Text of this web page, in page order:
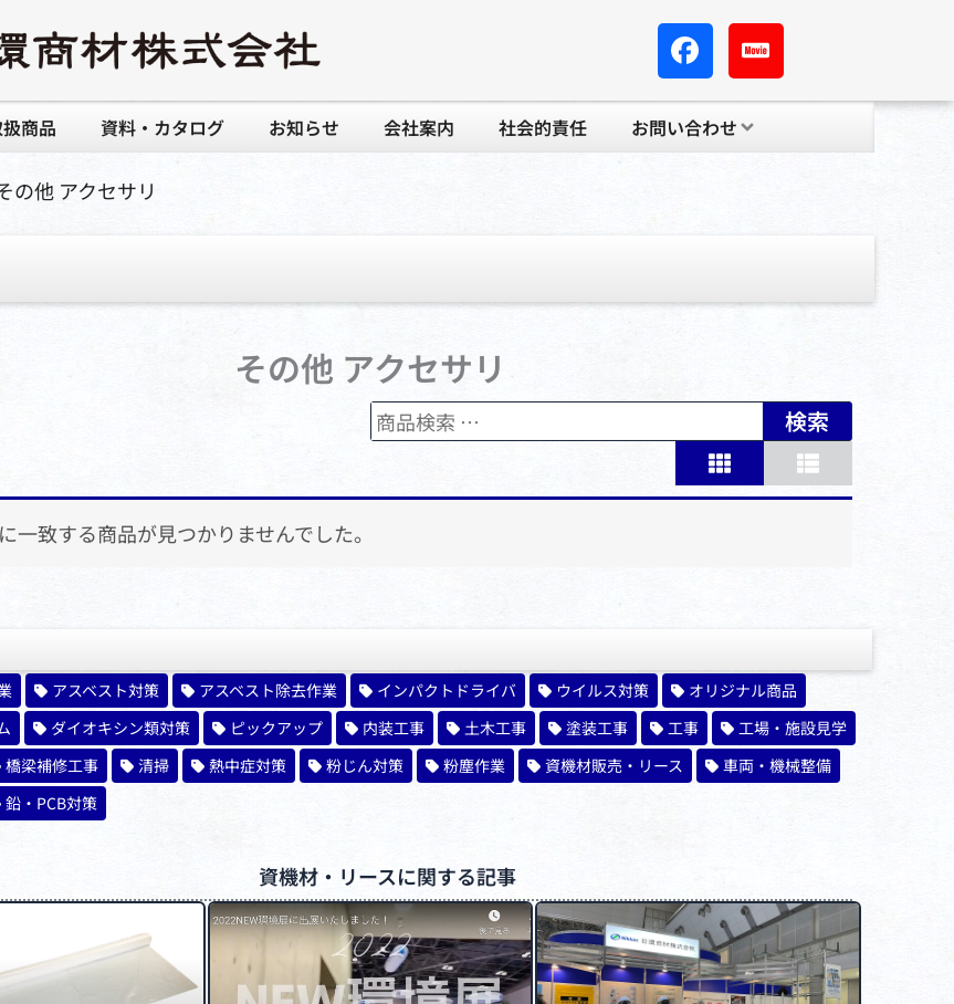
商品 資料・カタログ お知らせ 会社案内 社会的責任 お問い合わせ
の他 アクセサリ
その他 アクセサリ
検
索
象:
検索
一致する商品が見つかりませんでした。
アスベスト対策 アスベスト除去作業 インパクトドライバ ウイルス対策
オリジナル商品
ダイオキシン類対策 ピックアップ 内装工事 土木工事 塗装工事 工事
工場・施設見学
橋梁補修工事 清掃 熱中症対策 粉じん対策 粉塵作業 資機材販売・リース
車両・機械整備
鉛・PCB対策
資機材・リースに関する記事
ペ
ー
ジ
ペ
ー
ジ